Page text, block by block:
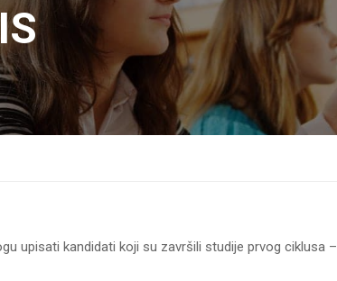
upisati kandidati koji su završili studije prvog ciklusa –